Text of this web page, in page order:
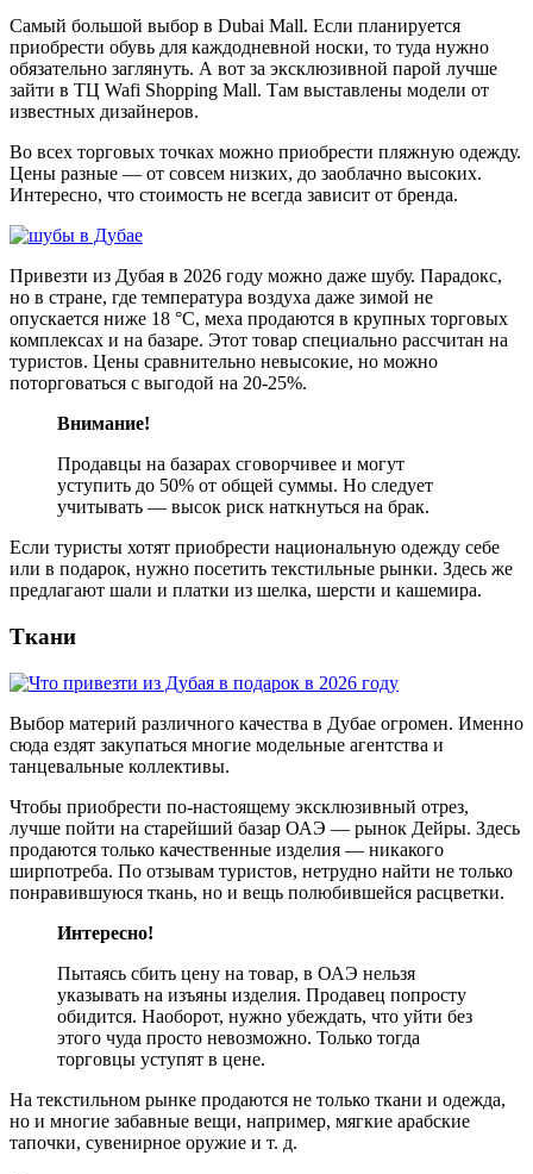
Самый большой выбор в Dubai Mall. Если планируется
приобрести обувь для каждодневной носки, то туда нужно
обязательно заглянуть. А вот за эксклюзивной парой лучше
зайти в ТЦ Wafi Shopping Mall. Там выставлены модели от
известных дизайнеров.
Во всех торговых точках можно приобрести пляжную одежду.
Цены разные — от совсем низких, до заоблачно высоких.
Интересно, что стоимость не всегда зависит от бренда.
Привезти из Дубая в 2026 году можно даже шубу. Парадокс,
но в стране, где температура воздуха даже зимой не
опускается ниже 18 °С, меха продаются в крупных торговых
комплексах и на базаре. Этот товар специально рассчитан на
туристов. Цены сравнительно невысокие, но можно
поторговаться с выгодой на 20-25%.
Внимание!
Продавцы на базарах сговорчивее и могут
уступить до 50% от общей суммы. Но следует
учитывать — высок риск наткнуться на брак.
Если туристы хотят приобрести национальную одежду себе
или в подарок, нужно посетить текстильные рынки. Здесь же
предлагают шали и платки из шелка, шерсти и кашемира.
Ткани
Выбор материй различного качества в Дубае огромен. Именно
сюда ездят закупаться многие модельные агентства и
танцевальные коллективы.
Чтобы приобрести по-настоящему эксклюзивный отрез,
лучше пойти на старейший базар ОАЭ — рынок Дейры. Здесь
продаются только качественные изделия — никакого
ширпотреба. По отзывам туристов, нетрудно найти не только
понравившуюся ткань, но и вещь полюбившейся расцветки.
Интересно!
Пытаясь сбить цену на товар, в ОАЭ нельзя
указывать на изъяны изделия. Продавец попросту
обидится. Наоборот, нужно убеждать, что уйти без
этого чуда просто невозможно. Только тогда
торговцы уступят в цене.
На текстильном рынке продаются не только ткани и одежда,
но и многие забавные вещи, например, мягкие арабские
тапочки, сувенирное оружие и т. д.